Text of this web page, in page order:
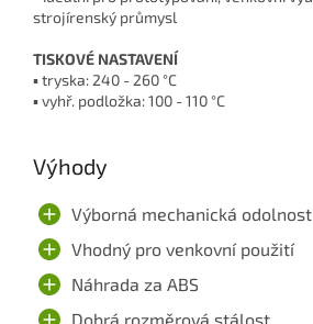
strojírenský průmysl
TISKOVÉ NASTAVENÍ
▪ tryska: 240 - 260 °C
▪ vyhř. podložka: 100 - 110 °C
Výhody
Výborná mechanická odolnost
Vhodný pro venkovní použití
Náhrada za ABS
Dobrá rozměrová stálost